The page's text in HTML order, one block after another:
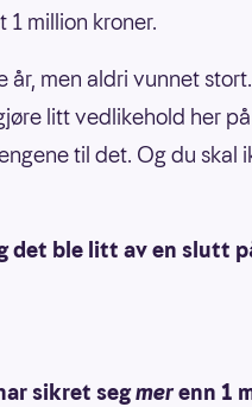
million kroner.
år, men aldri vunnet
litt vedlikehold her
til det. Og du skal
det ble litt av en slutt
sikret segmerenn 1